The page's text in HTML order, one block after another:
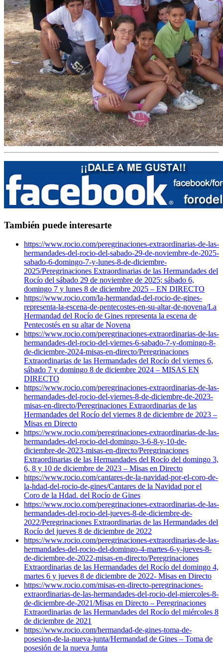
También puede interesarte
https://www.rocio.com/peregrinaciones-extraordinarias-de-las-
hermandades-del-rocio-del-sabado-29-de-noviembre-de-2025-
sabado-6-domingo-7-y-lunes-8-de-diciembre-
2025/Peregrinaciones Extraordinarias de las Hermandades del
Rocío del sábado 29 de noviembre de 2025; sábado 6,
domingo 7 y lunes 8 de diciembre 2025 – EN DIRECTO
https://www.rocio.com/la-hermandad-del-rocio-de-gines-
representa-la-escena-de-pentecostes-en-su-altar-de-novena/La
Hermandad del Rocío de Gines representa la escena de
Pentecostés en su altar de Novena
https://www.rocio.com/peregrinaciones-extraordinarias-de-las-
hermandades-del-rocio-del-viernes-6-sabado-7-y-domingo-8-
de-diciembre-2024-misas-en-directo/Peregrinaciones
Extraordinarias de las Hermandades del Rocío del viernes 6,
sábado 7 y domingo 8 de diciembre 2024 – MISAS EN
DIRECTO
https://www.rocio.com/peregrinaciones-extraordinarias-de-las-
hermandades-del-rocio-del-viernes-8-de-diciembre-de-2023-
misas-en-directo/Peregrinaciones Extraordinarias de las
Hermandades del Rocío del viernes 8 de diciembre de 2023 –
Misas en Directo
https://www.rocio.com/peregrinaciones-extraordinarias-de-las-
hermandades-del-rocio-del-domingo-3-6-8-y-10-de-
diciembre-de-2023-misas-en-directo/Peregrinaciones
Extraordinarias de las Hermandades del Rocío del domingo 3,
6, 8 y 10 de diciembre de 2023 – Misas en Directo
https://www.rocio.com/cantares-de-la-navidad-por-el-coro-de-
la-hdad-del-rocio-de-gines/Cantares de la Navidad por el
Coro de la Hdad. del Rocío de Gines
https://www.rocio.com/peregrinaciones-extraordinarias-de-las-
hermandades-del-rocio-del-jueves-8-de-diciembre-de-
2022/Peregrinaciones Extraordinarias de las Hermandades del
Rocío del jueves 8 de diciembre de 2022
https://www.rocio.com/peregrinaciones-extraordinarias-de-las-
hermandades-del-rocio-del-domingo-4-martes-6-y-jueves-8-
de-diciembre-de-2022-misas-en-directo/Peregrinaciones
Extraordinarias de las Hermandades del Rocío del domingo 4,
martes 6 y jueves 8 de diciembre de 2022- Misas en Directo
https://www.rocio.com/misas-en-directo-peregrinaciones-
extraordinarias-de-las-hermandades-del-rocio-del-miercoles-8-
de-diciembre-de-2021/Misas en Directo – Peregrinaciones
Extraordinarias de las Hermandades del Rocío del miércoles 8
de diciembre de 2021
https://www.rocio.com/hermandad-de-gines-toma-de-
posesion-de-la-nueva-junta/Hermandad de Gines – Toma de
posesión de la nueva Junta